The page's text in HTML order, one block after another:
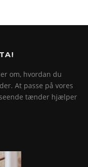
om, hvordan du
At passe på vores
tænder hjælper